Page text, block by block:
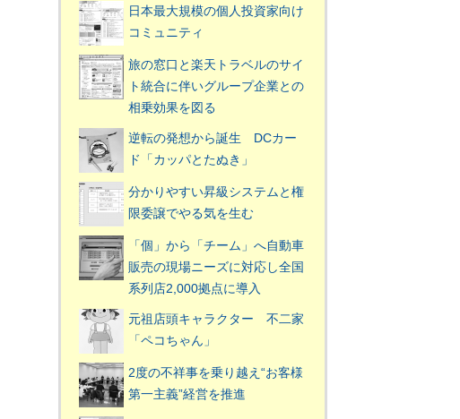
日本最大規模の個人投資家向け
コミュニティ
旅の窓口と楽天トラベルのサイ
ト統合に伴いグループ企業との
相乗効果を図る
逆転の発想から誕生 DCカー
ド「カッパとたぬき」
分かりやすい昇級システムと権
限委譲でやる気を生む
「個」から「チーム」へ自動車
販売の現場ニーズに対応し全国
系列店2,000拠点に導入
元祖店頭キャラクター 不二家
「ペコちゃん」
2度の不祥事を乗り越え“お客様
第一主義”経営を推進